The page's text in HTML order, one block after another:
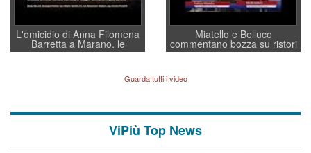
L'omicidio di Anna Filomena
Barretta a Marano, le
indagini dei carabinieri di
quelle di... Barbara D'Urso
Miatello e Belluco
commentano bozza su ristori
BPVi e Veneto Banca
Guarda tutti i video
ViPiù Top News